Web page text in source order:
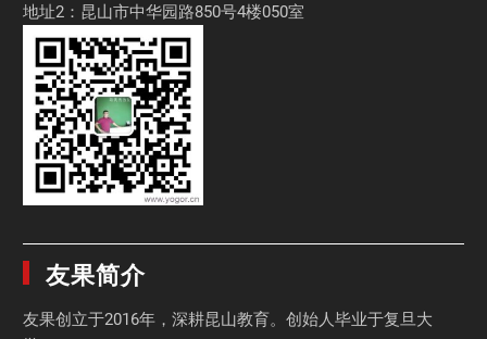
地址2：昆山市中华园路850号4楼050室
友果简介
友果创立于2016年，深耕昆山教育。创始人毕业于复旦大